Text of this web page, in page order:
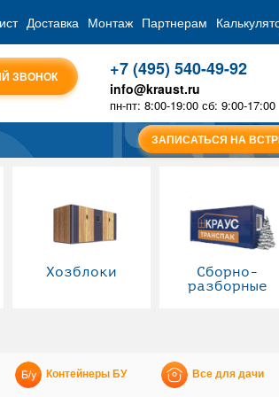
Доставка Монтаж Партнерам
ЗВОНОК +7 (495) 540-49-92
info@kraust.ru
пн-пт: 8:00-19:00 сб: 9:00-17:00
ЗАПИСАТЬСЯ НА
Хозблоки
Сборно-
разборные
Контейнеры БУ Все для дачи